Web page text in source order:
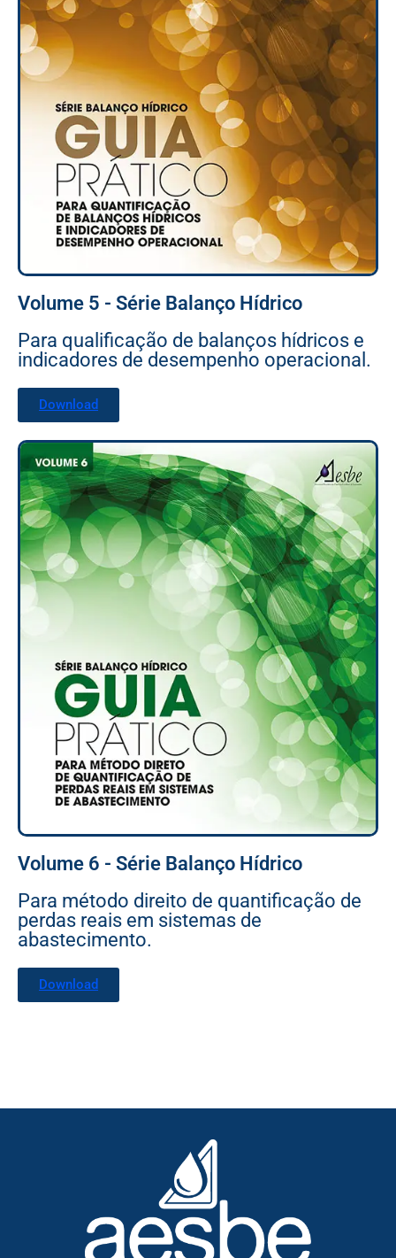
Volume 5 - Série Balanço Hídrico
Para qualificação de balanços hídricos e
indicadores de desempenho operacional.
Download
Volume 6 - Série Balanço Hídrico
Para método direito de quantificação de
perdas reais em sistemas de
abastecimento.
Download